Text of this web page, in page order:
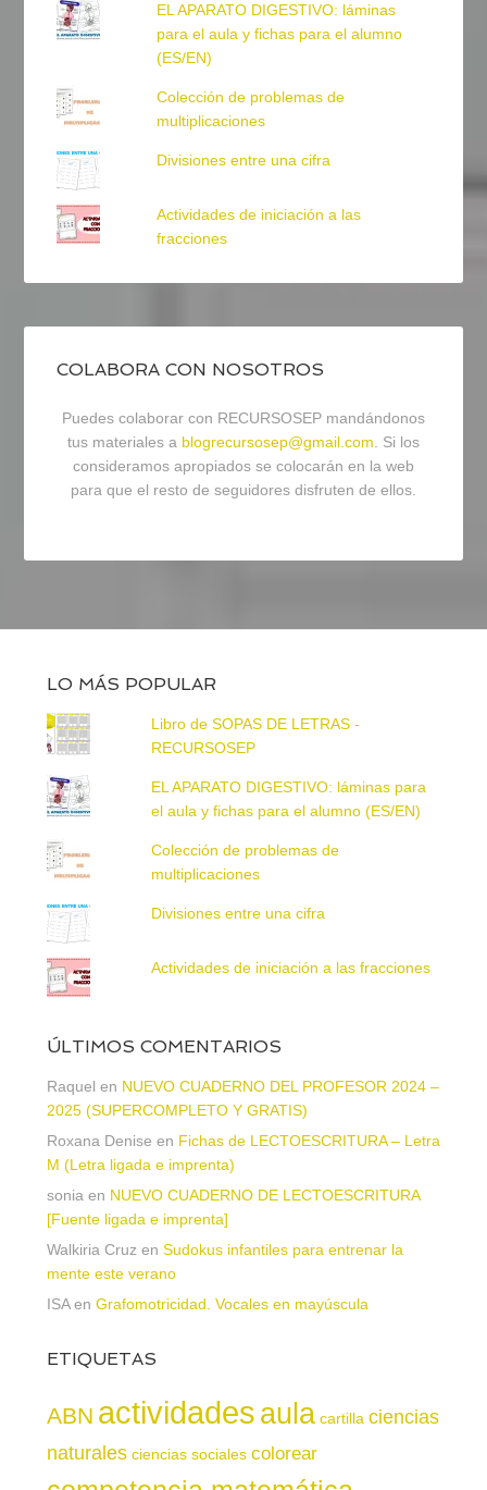
EL APARATO DIGESTIVO: láminas
para el aula y fichas para el alumno
(ES/EN)
Colección de problemas de
multiplicaciones
Divisiones entre una cifra
Actividades de iniciación a las
fracciones
COLABORA CON NOSOTROS
Puedes colaborar con RECURSOSEP mandándonos
tus materiales a blogrecursosep@gmail.com. Si los
consideramos apropiados se colocarán en la web
para que el resto de seguidores disfruten de ellos.
LO MÁS POPULAR
Libro de SOPAS DE LETRAS -
RECURSOSEP
EL APARATO DIGESTIVO: láminas para
el aula y fichas para el alumno (ES/EN)
Colección de problemas de
multiplicaciones
Divisiones entre una cifra
Actividades de iniciación a las fracciones
ÚLTIMOS COMENTARIOS
Raquel en NUEVO CUADERNO DEL PROFESOR 2024 –
2025 (SUPERCOMPLETO Y GRATIS)
Roxana Denise en Fichas de LECTOESCRITURA – Letra
M (Letra ligada e imprenta)
sonia en NUEVO CUADERNO DE LECTOESCRITURA
[Fuente ligada e imprenta]
Walkiria Cruz en Sudokus infantiles para entrenar la
mente este verano
ISAen Grafomotricidad. Vocales en mayúscula
ETIQUETAS
ABN actividadesaula cartilla ciencias
naturales ciencias sociales colorear